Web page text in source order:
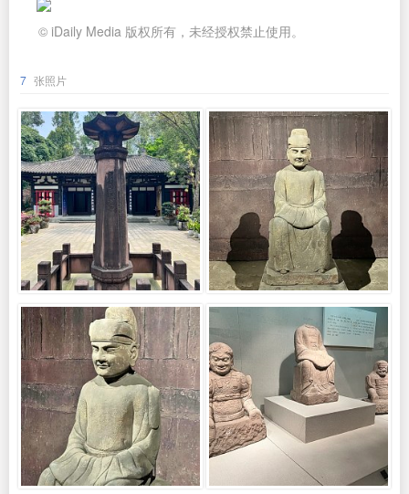
© iDaily Media 版权所有，未经授权禁止使用。
7 张照片